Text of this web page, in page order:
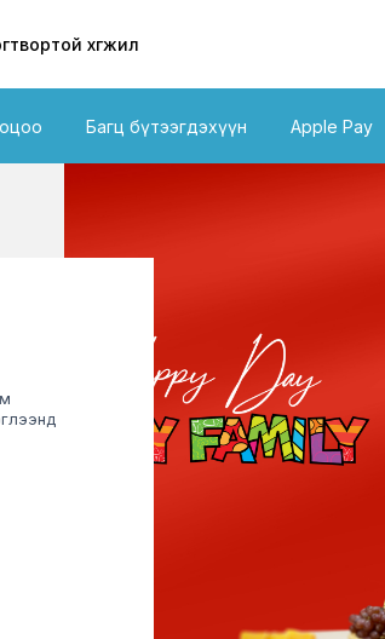
хөгжил
Багц бүтээгдэхүүн Apple Pay